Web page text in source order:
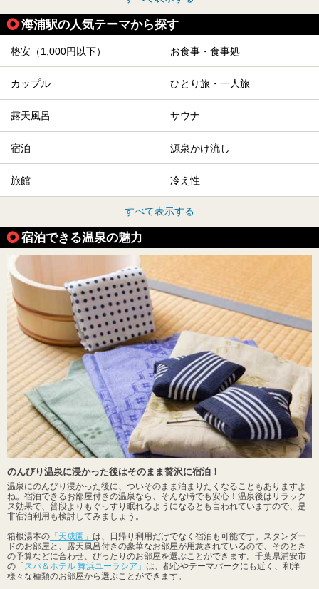
海浦駅の人気テーマから探す
格安（1,000円以下） お食事・食事処
カップル ひとり旅・一人旅
露天風呂 サウナ
宿泊 源泉かけ流し
旅館 冷え性
すべて表示する
宿泊できる温泉の魅力
のんびり温泉に浸かった後はそのまま贅沢に宿泊！
温泉にのんびり浸かった後に、ついそのまま泊まりたくなることもありますよ
ね。宿泊できるお部屋付きの温泉なら、そんな時でも安心！温泉後はリラック
ス効果で、普段よりもぐっすり眠れるようになるとも言われていますので、是
非宿泊利用も検討してみましょう。
箱根湯本の 「天成園」 は、日帰り利用だけでなく宿泊も可能です。スタンダー
ドのお部屋と、露天風呂付きの豪華なお部屋が用意されているので、そのとき
の予算などに合わせ、ぴったりのお部屋を選ぶことができます。千葉県浦安市
の「スパ＆ホテル 舞浜ユーラシア」 は、都心やテーマパークにも近く、和洋
様々な種類のお部屋から選ぶことができます。